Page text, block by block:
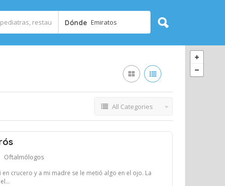
Dónde Emiratos
All Categories
Oftalmólogos
en crucero y a mi madre se le metió algo en el ojo. La